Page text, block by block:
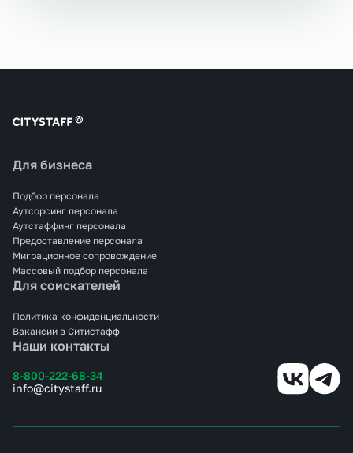
Наши контакты
8-800-222-68-34
info@citystaff.ru
Для бизнеса
Подбор персонала
Аутсорсинг персонала
Аутстаффинг персонала
Предоставление персонала
Миграционное сопровождение
Массовый подбор персонала
Для соискателей
Политика конфиденциальности
Вакансии в Ситистафф